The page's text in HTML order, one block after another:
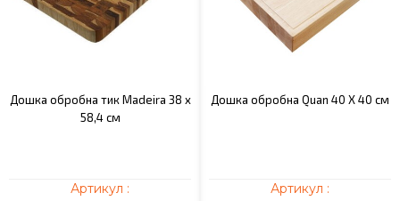
Дошка обробна тик Madeira 38 x
58,4 см
Артикул :
Дошка обробна Quan 40 Х 40 см
Артикул :